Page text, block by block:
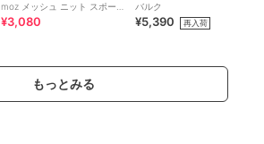
moz メッシュ ニット スポーツ
サンダル
¥3,080
バルク
¥5,390 再入荷
もっとみる